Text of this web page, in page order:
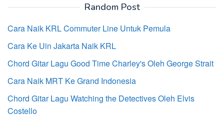
Random Post
Cara Naik KRL Commuter Line Untuk Pemula
Cara Ke Uin Jakarta Naik KRL
Chord Gitar Lagu Good Time Charley's Oleh George Strait
Cara Naik MRT Ke Grand Indonesia
Chord Gitar Lagu Watching the Detectives Oleh Elvis
Costello